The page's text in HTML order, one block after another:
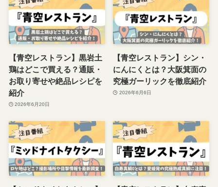
【青空レストラン】黒岩土
鶏はどこで買える？通販・
お取り寄せや絶品レシピを
紹介
2026年6月20日
【青空レストラン】シン・
にんにくとは？大阪箕面の
究極ガーリックを徹底紹介
2026年6月6日